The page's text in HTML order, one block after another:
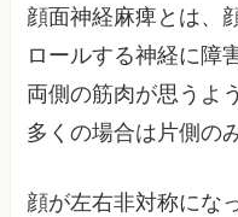
顔面神経麻痺とは、
ロールする神経に障
両側の筋肉が思うよ
多くの場合は片側の
顔が左右非対称にな